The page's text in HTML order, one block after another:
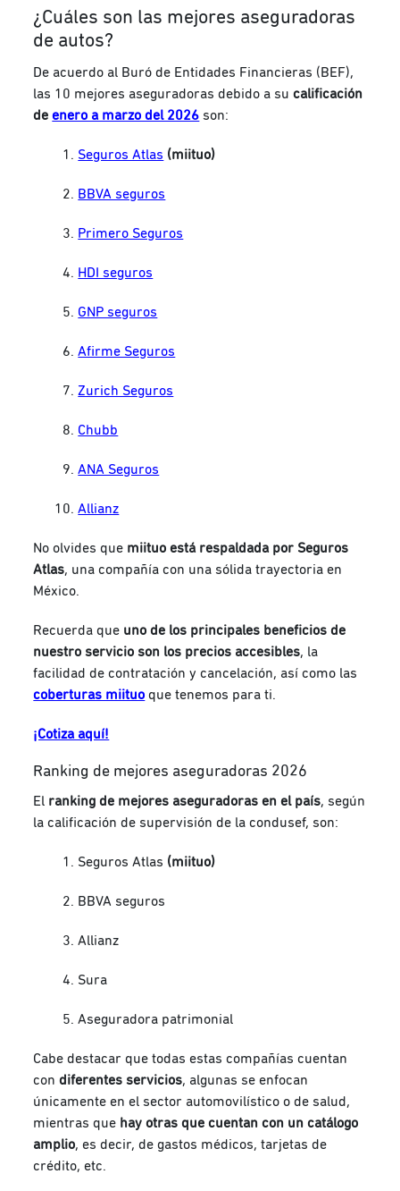
¿Cuáles son las mejores aseguradoras
de autos?
De acuerdo al Buró de Entidades Financieras (BEF),
las 10 mejores aseguradoras debido a sucalificación
de enero a marzo del 2026 son:
Seguros Atlas (miituo)
BBVA seguros
Primero Seguros
HDI seguros
GNP seguros
Afirme Seguros
Zurich Seguros
Chubb
ANA Seguros
Allianz
No olvides que miituo está respaldada por Seguros
Atlas, una compañía con una sólida trayectoria en
México.
Recuerda que uno de los principales beneficios de
nuestro servicio son los precios accesibles, la
facilidad de contratación y cancelación, así como las
coberturas miituo que tenemos para ti.
¡Cotiza aquí!
Ranking de mejores aseguradoras 2026
El ranking de mejores aseguradoras en el país, según
la calificación de supervisión de la condusef, son:
Seguros Atlas (miituo)
BBVA seguros
Allianz
Sura
Aseguradora patrimonial
Cabe destacar que todas estas compañías cuentan
condiferentes servicios, algunas se enfocan
únicamente en el sector automovilístico o de salud,
mientras que hay otras que cuentan con un catálogo
amplio, es decir, de gastos médicos, tarjetas de
crédito, etc.